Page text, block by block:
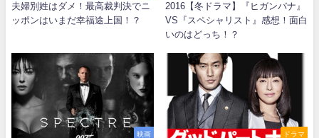
夫婦別姓はダメ！最高裁判決でニ
ッポンはいまだ幸福途上国！？
2016【冬ドラマ】『ヒガンバナ』
VS『スペシャリスト』感想！面白
いのはどっち！？
映画 ドラマ